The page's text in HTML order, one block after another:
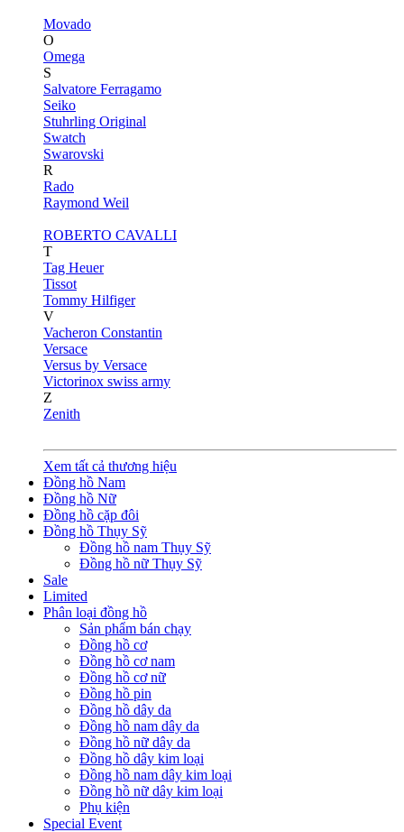
Movado
O
Omega
S
Salvatore Ferragamo
Seiko
Stuhrling Original
Swatch
Swarovski
R
Rado
Raymond Weil
ROBERTO CAVALLI
T
Tag Heuer
Tissot
Tommy Hilfiger
V
Vacheron Constantin
Versace
Versus by Versace
Victorinox swiss army
Z
Zenith
Xem tất cả thương hiệu
Đồng hồ Nam
Đồng hồ Nữ
Đồng hồ cặp đôi
Đồng hồ Thụy Sỹ
Đồng hồ nam Thụy Sỹ
Đồng hồ nữ Thụy Sỹ
Sale
Limited
Phân loại đồng hồ
Sản phẩm bán chạy
Đồng hồ cơ
Đồng hồ cơ nam
Đồng hồ cơ nữ
Đồng hồ pin
Đồng hồ dây da
Đồng hồ nam dây da
Đồng hồ nữ dây da
Đồng hồ dây kim loại
Đồng hồ nam dây kim loại
Đồng hồ nữ dây kim loại
Phụ kiện
Special Event